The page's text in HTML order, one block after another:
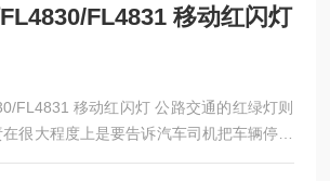
FL4831 移动红闪灯
FL4831 移动红闪灯 公路交通的红绿灯则
很大程度上是要告诉汽车司机把车辆停下